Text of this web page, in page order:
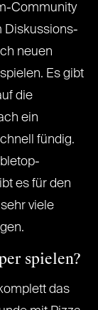
Community
Diskussions-
neuen
Es gibt
die
ein
fündig.
es für den
viele
spielen?
das